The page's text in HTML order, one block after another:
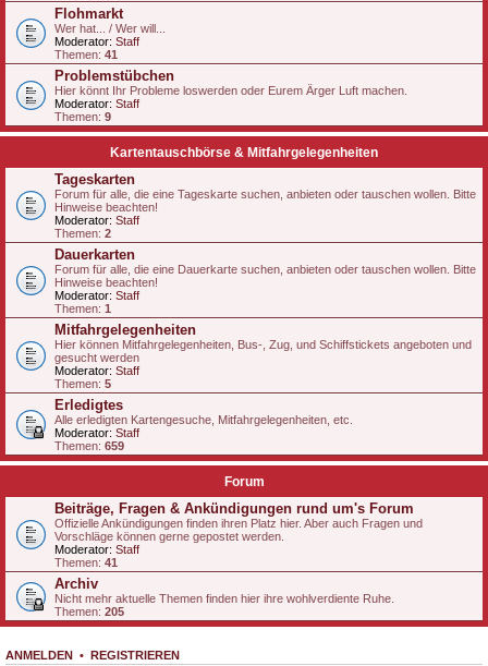
Flohmarkt
Wer hat... / Wer will...
Moderator: Staff
Themen: 41
Problemstübchen
Hier könnt Ihr Probleme loswerden oder Eurem Ärger Luft machen.
Moderator: Staff
Themen: 9
Kartentauschbörse & Mitfahrgelegenheiten
Tageskarten
Forum für alle, die eine Tageskarte suchen, anbieten oder tauschen wollen. Bitte
Hinweise beachten!
Moderator: Staff
Themen: 2
Dauerkarten
Forum für alle, die eine Dauerkarte suchen, anbieten oder tauschen wollen. Bitte
Hinweise beachten!
Moderator: Staff
Themen: 1
Mitfahrgelegenheiten
Hier können Mitfahrgelegenheiten, Bus-, Zug, und Schiffstickets angeboten und
gesucht werden
Moderator: Staff
Themen: 5
Erledigtes
Alle erledigten Kartengesuche, Mitfahrgelegenheiten, etc.
Moderator: Staff
Themen: 659
Forum
Beiträge, Fragen & Ankündigungen rund um's Forum
Offizielle Ankündigungen finden ihren Platz hier. Aber auch Fragen und
Vorschläge können gerne gepostet werden.
Moderator: Staff
Themen: 41
Archiv
Nicht mehr aktuelle Themen finden hier ihre wohlverdiente Ruhe.
Themen: 205
ANMELDEN • REGISTRIEREN